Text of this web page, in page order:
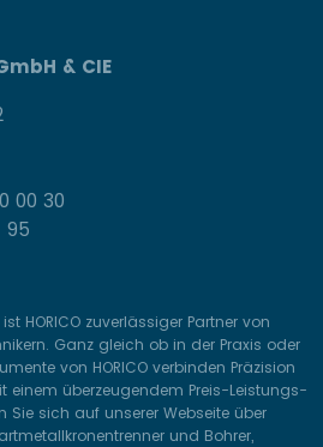
& CIE
00 30
95
HORICO zuverlässiger Partner von
Ganz gleich ob in der Praxis oder
von HORICO verbinden Präzision
einem überzeugendem Preis-Leistungs-
Sie sich auf unserer Webseite über
und Bohrer,